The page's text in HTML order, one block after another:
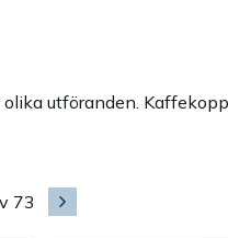
utföranden.
73